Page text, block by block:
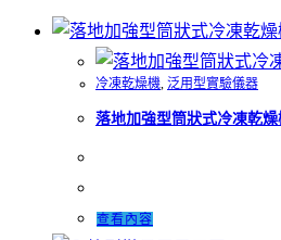
冷凍乾燥機, 泛用型實驗儀器
落地加強型筒狀式冷凍乾燥
查看內容